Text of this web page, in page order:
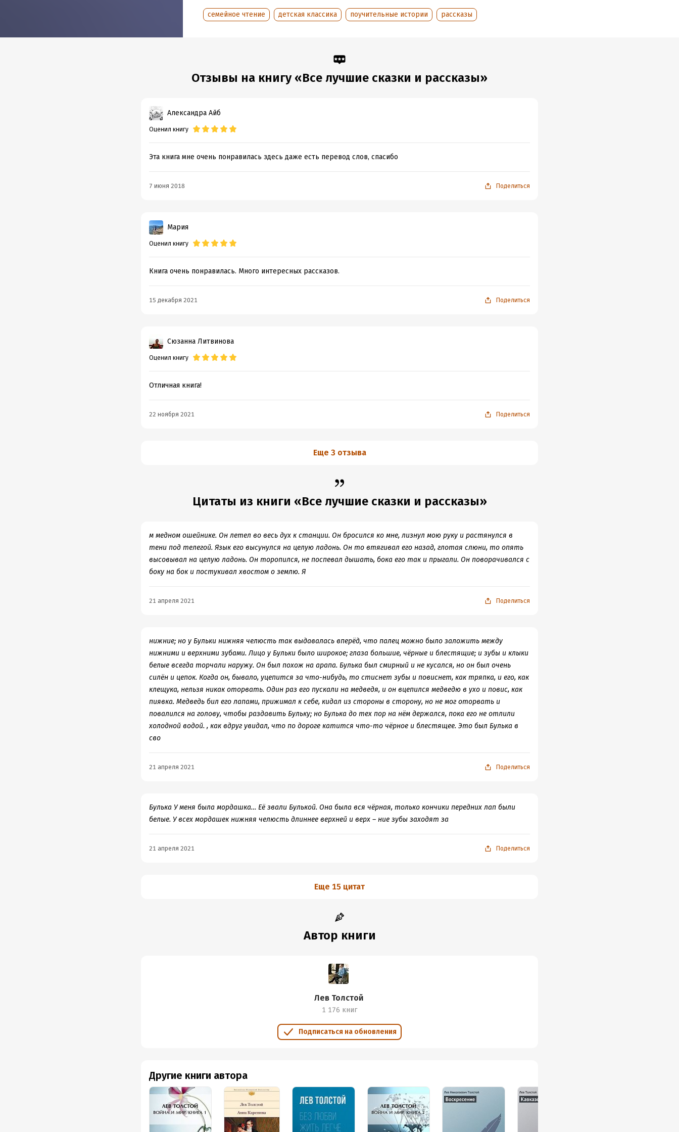
Год издания:2025
семейное чтение детская классика поучительные истории рассказы
Отзывы на книгу «Все лучшие сказки и рассказы»
Александра Айб
Оценил книгу
Эта книга мне очень понравилась здесь даже есть перевод слов, спасибо
7 июня 2018 Поделиться
Мария
Оценил книгу
Книга очень понравилась. Много интересных рассказов.
15 декабря 2021 Поделиться
Сюзанна Литвинова
Оценил книгу
Отличная книга!
22 ноября 2021 Поделиться
Еще 3 отзыва
Цитаты из книги «Все лучшие сказки и рассказы»
м медном ошейнике. Он летел во весь дух к станции. Он бросился ко мне, лизнул мою руку и растянулся в
тени под телегой. Язык его высунулся на целую ладонь. Он то втягивал его назад, глотая слюни, то опять
высовывал на целую ладонь. Он торопился, не поспевал дышать, бока его так и прыгали. Он поворачивался с
боку на бок и постукивал хвостом о землю. Я
21 апреля 2021 Поделиться
нижние; но у Бульки нижняя челюсть так выдавалась вперёд, что палец можно было заложить между
нижними и верхними зубами. Лицо у Бульки было широкое; глаза большие, чёрные и блестящие; и зубы и клыки
белые всегда торчали наружу. Он был похож на арапа. Булька был смирный и не кусался, но он был очень
силён и цепок. Когда он, бывало, уцепится за что-нибудь, то стиснет зубы и повиснет, как тряпка, и его, как
клещука, нельзя никак оторвать. Один раз его пускали на медведя, и он вцепился медведю в ухо и повис, как
пиявка. Медведь бил его лапами, прижимал к себе, кидал из стороны в сторону, но не мог оторвать и
повалился на голову, чтобы раздавить Бульку; но Булька до тех пор на нём держался, пока его не отлили
холодной водой. , как вдруг увидал, что по дороге катится что-то чёрное и блестящее. Это был Булька в
сво
21 апреля 2021 Поделиться
Булька У меня была мордашка… Её звали Булькой. Она была вся чёрная, только кончики передних лап были
белые. У всех мордашек нижняя челюсть длиннее верхней и верх – ние зубы заходят за
21 апреля 2021 Поделиться
Еще 15 цитат
Автор книги
Лев Толстой
1 176 книг
Подписаться на обновления
Другие книги автора